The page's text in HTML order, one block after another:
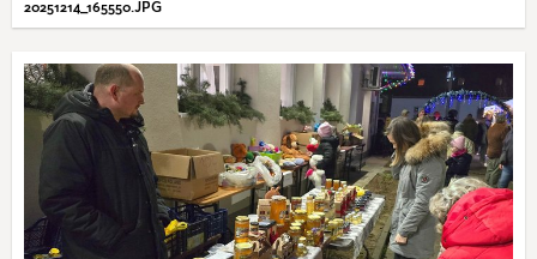
20251214_165550.JPG